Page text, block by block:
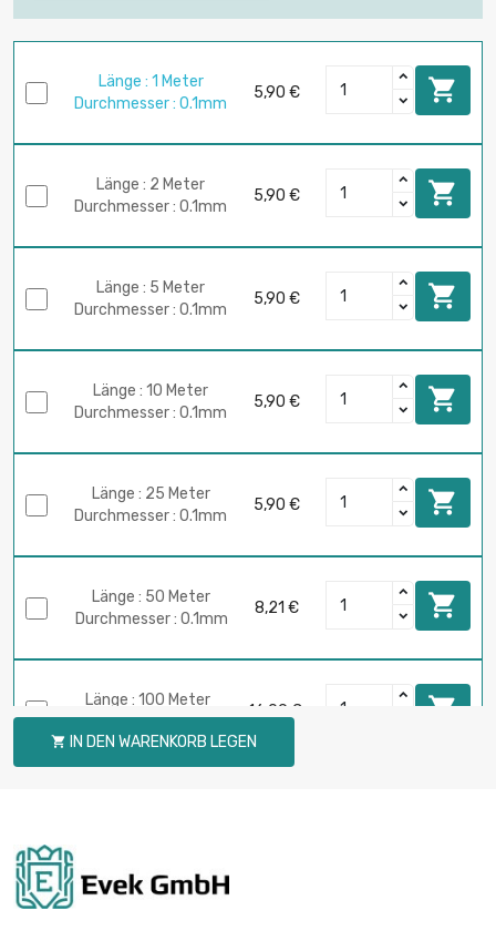
Länge : 1 Meter
Durchmesser : 0.1mm
5,90 € 
Länge : 2 Meter
Durchmesser : 0.1mm
5,90 € 
Länge : 5 Meter
Durchmesser : 0.1mm
5,90 € 
Länge : 10 Meter
Durchmesser : 0.1mm
5,90 € 
Länge : 25 Meter
Durchmesser : 0.1mm
5,90 € 
Länge : 50 Meter
Durchmesser : 0.1mm
8,21 € 
Länge : 100 Meter
Durchmesser : 0.1mm
16,09 € 
 IN DEN WARENKORB LEGEN